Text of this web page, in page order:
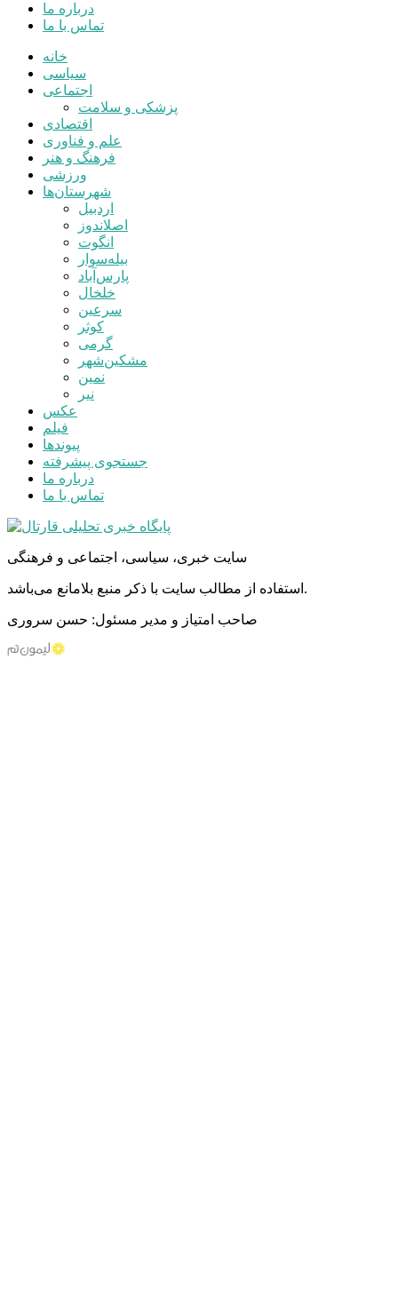
درباره ما
تماس با ما
خانه
سیاسی
اجتماعی
پزشکی و سلامت
اقتصادی
علم و فناوری
فرهنگ و هنر
ورزشی
شهرستان‌ها
اردبیل
اصلاندوز
انگوت
بیله‌سوار
پارس‌آباد
خلخال
سرعین
کوثر
گرمی
مشکین‌شهر
نمین
نیر
عکس
فیلم
پیوندها
جستجوی پیشرفته
درباره ما
تماس با ما
سایت خبری، سیاسی، اجتماعی و فرهنگی
استفاده از مطالب سایت با ذکر منبع بلامانع می‌باشد.
صاحب امتیاز و مدیر مسئول: حسن سروری